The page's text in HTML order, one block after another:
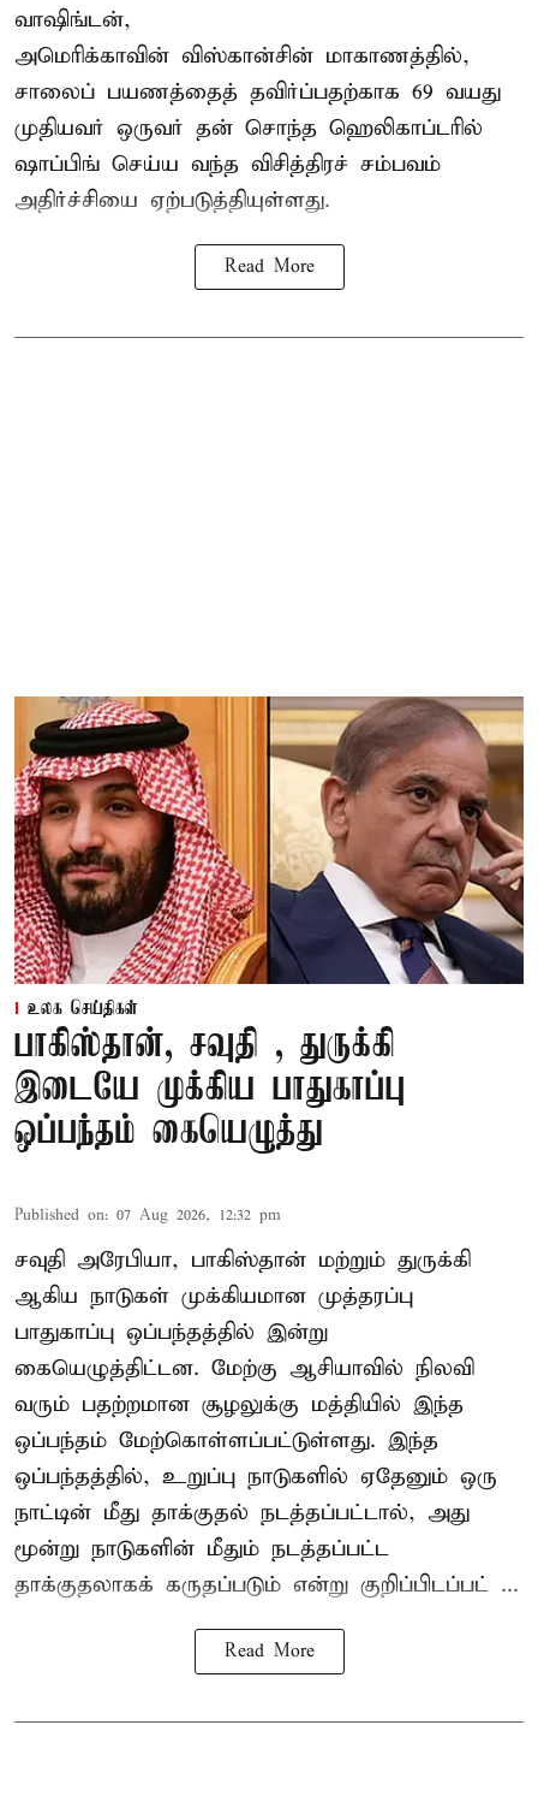
வாஷிங்டன்,
அமெரிக்காவின் விஸ்கான்சின் மாகாணத்தில்,
சாலைப் பயணத்தைத் தவிர்ப்பதற்காக 69 வயது
முதியவர் ஒருவர் தன் சொந்த ஹெலிகாப்டரில்
ஷாப்பிங் செய்ய வந்த விசித்திரச் சம்பவம்
அதிர்ச்சியை ஏற்படுத்தியுள்ளது.
Read More
உலக செய்திகள்
பாகிஸ்தான், சவுதி , துருக்கி
இடையே முக்கிய பாதுகாப்பு
ஒப்பந்தம் கையெழுத்து
Published on: 07 Aug 2026, 12:32 pm
சவுதி அரேபியா, பாகிஸ்தான் மற்றும் துருக்கி
ஆகிய நாடுகள் முக்கியமான முத்தரப்பு
பாதுகாப்பு ஒப்பந்தத்தில் இன்று
கையெழுத்திட்டன. மேற்கு ஆசியாவில் நிலவி
வரும் பதற்றமான சூழலுக்கு மத்தியில் இந்த
ஒப்பந்தம் மேற்கொள்ளப்பட்டுள்ளது. இந்த
ஒப்பந்தத்தில், உறுப்பு நாடுகளில் ஏதேனும் ஒரு
நாட்டின் மீது தாக்குதல் நடத்தப்பட்டால், அது
மூன்று நாடுகளின் மீதும் நடத்தப்பட்ட
தாக்குதலாகக் கருதப்படும் என்று குறிப்பிடப்பட் ...
Read More